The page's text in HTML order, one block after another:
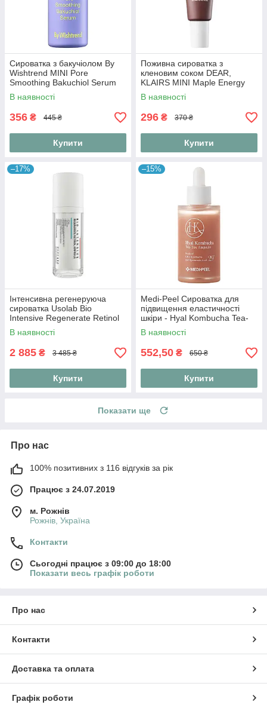
Сироватка з бакучіолом By
Wishtrend MINI Pore
Smoothing Bakuchiol Serum
10 ml
В наявності
356 ₴ 445 ₴
Купити
Поживна сироватка з
кленовим соком DEAR,
KLAIRS MINI Maple Energy
Infusing Serum 10 ml
В наявності
296 ₴ 370 ₴
Купити
–17%
Інтенсивна регенеруюча
сироватка Usolab Bio
Intensive Regenerate Retinol
Ampoule 30 мл
В наявності
2 885 ₴ 3 485 ₴
Купити
–15%
Medi-Peel Сироватка для
підвищення еластичності
шкіри - Hyal Kombucha Tea-
Tox Ampoule 50 ml
В наявності
552,50 ₴ 650 ₴
Купити
Показати ще
Про нас
100% позитивних з 116 відгуків за рік
Працює з 24.07.2019
м. Рожнів
Рожнів, Україна
Контакти
Сьогодні працює з 09:00 до 18:00
Показати весь графік роботи
Про нас
Контакти
Доставка та оплата
Графік роботи